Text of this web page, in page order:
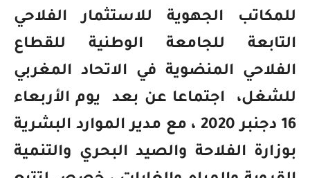
للمكاتب الجهوية للاستثمار الفلاحي
التابعة للجامعة الوطنية للقطاع
الفلاحي المنضوية في الاتحاد المغربي
للشغل،
اجتماعا عن بعد
يوم الأربعاء
16 دجنبر 2020 ، مع مدير الموارد البشرية
بوزارة الفلاحة والصيد البحري والتنمية